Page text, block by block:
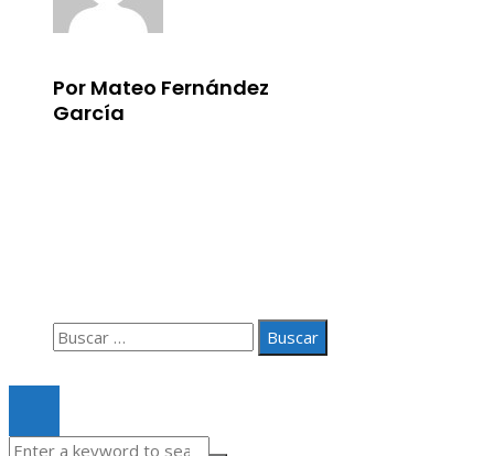
Por Mateo Fernández
García
Buscar: